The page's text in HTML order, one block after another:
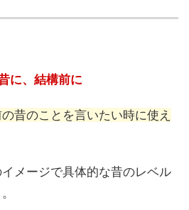
に、結構前に
昔のことを言いたい時に使え
メージで具体的な昔のレベル